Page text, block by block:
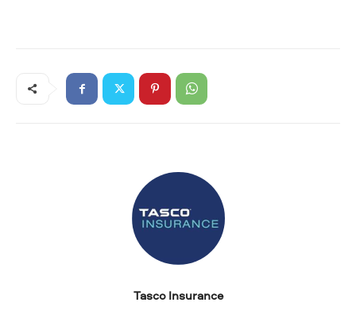
Tasco Insurance